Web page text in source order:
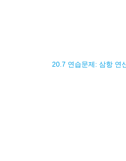
20.7 연습문제: 삼항 연